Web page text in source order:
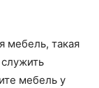
мебель, такая
мебель у